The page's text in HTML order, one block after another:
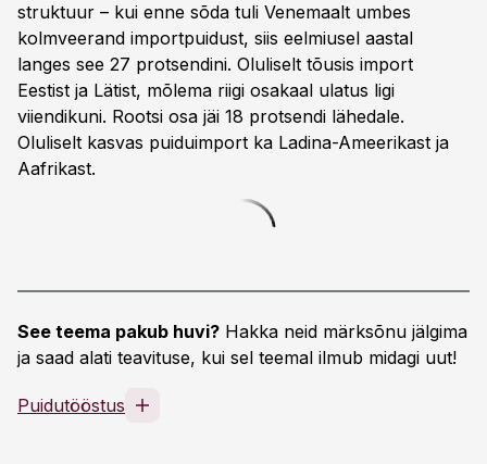
struktuur – kui enne sõda tuli Venemaalt umbes
kolmveerand importpuidust, siis eelmiusel aastal
langes see 27 protsendini. Oluliselt tõusis import
Eestist ja Lätist, mõlema riigi osakaal ulatus ligi
viiendikuni. Rootsi osa jäi 18 protsendi lähedale.
Oluliselt kasvas puiduimport ka Ladina-Ameerikast ja
Aafrikast.
See teema pakub huvi? Hakka neid märksõnu jälgima
ja saad alati teavituse, kui sel teemal ilmub midagi uut!
Puidutööstus